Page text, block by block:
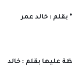
بقلم : خالد عمر
عليها بقلم : خالد